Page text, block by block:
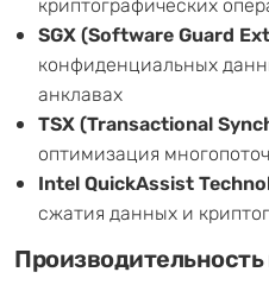
SGX (Software Guard
конфиденциальных
анклавах
TSX (Transactional
оптимизация
Intel QuickAssist
сжатия данных и